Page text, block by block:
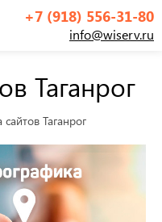
+7 (918) 556-31-80
info@wiserv.ru
Таганрог
сайтов Таганрог